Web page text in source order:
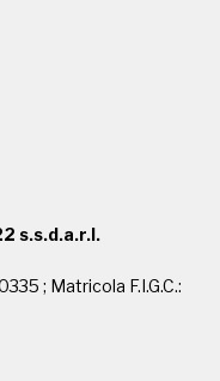
s.s.d.a.r.l.
; Matricola F.I.G.C.: